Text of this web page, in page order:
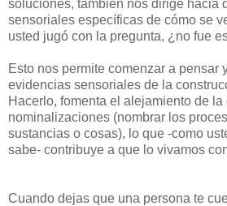
soluciones, también nos dirige hacia
sensoriales específicas de cómo se
usted jugó con la pregunta, ¿no fue
Esto nos permite comenzar a pensar
evidencias sensoriales de la
Hacerlo, fomenta el alejamiento de
nominalizaciones (nombrar los
sustancias o cosas), lo que -como
sabe- contribuye a que lo vivamos
Cuando dejas que una persona te